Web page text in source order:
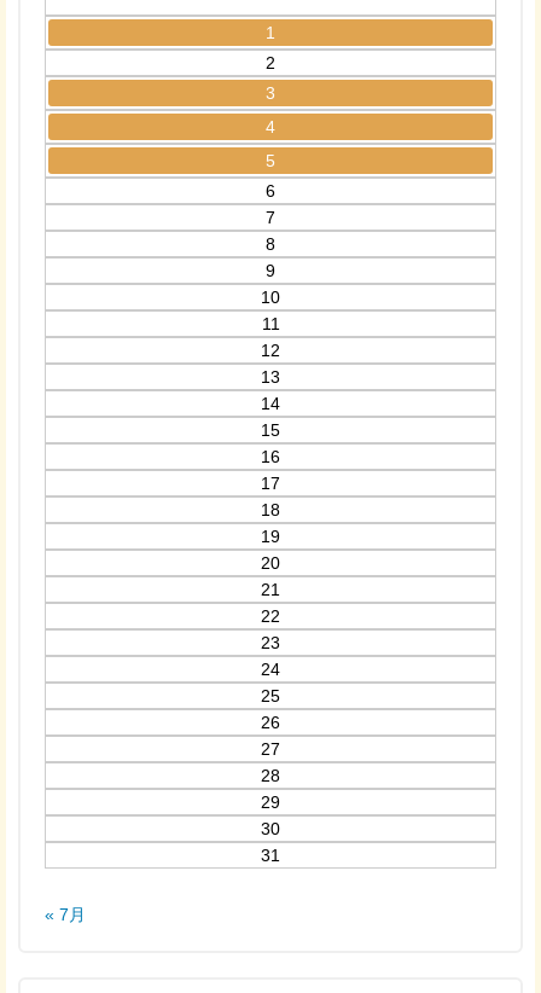
1
2
3
4
5
6
7
8
9
10
11
12
13
14
15
16
17
18
19
20
21
22
23
24
25
26
27
28
29
30
31
« 7月